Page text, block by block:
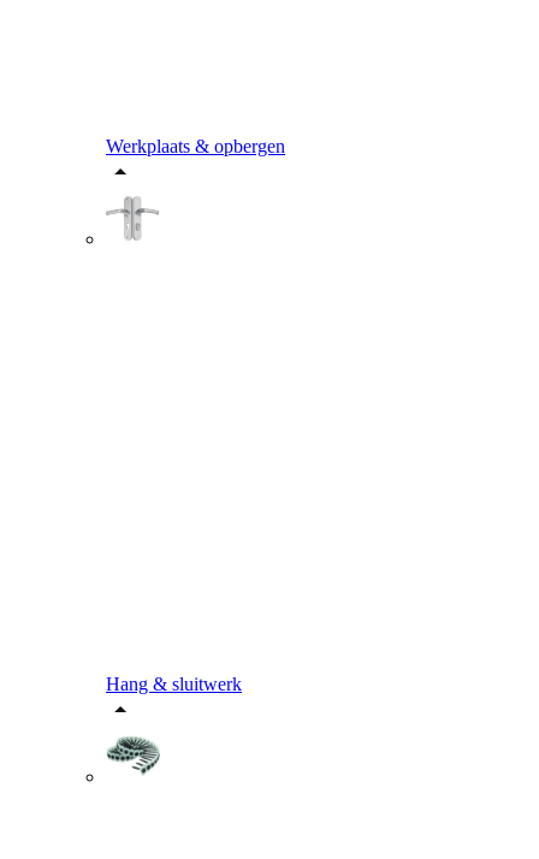
Werkplaats & opbergen
Hang & sluitwerk